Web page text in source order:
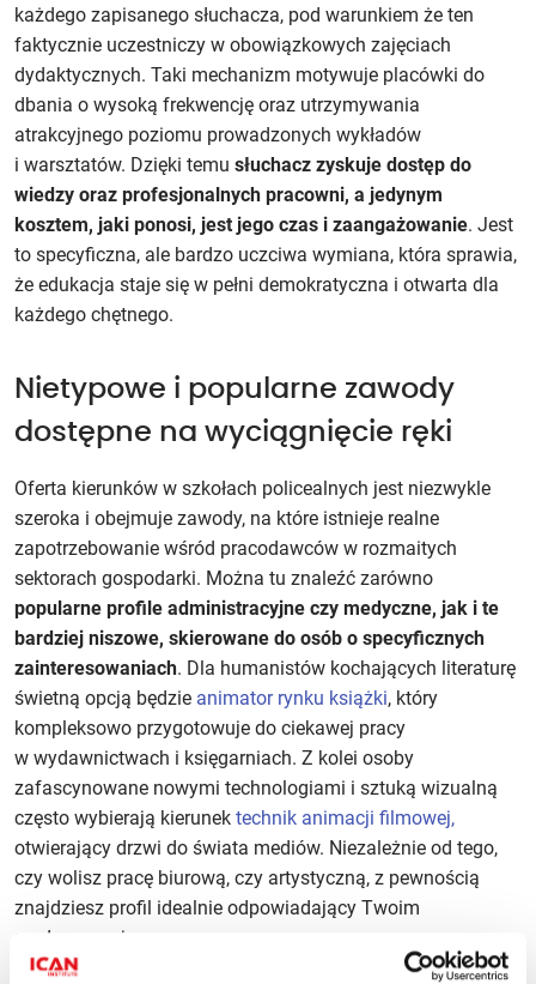
każdego zapisanego słuchacza, pod warunkiem że ten
faktycznie uczestniczy w obowiązkowych zajęciach
dydaktycznych. Taki mechanizm motywuje placówki do
dbania o wysoką frekwencję oraz utrzymywania
atrakcyjnego poziomu prowadzonych wykładów
i warsztatów. Dzięki temu słuchacz zyskuje dostęp do
wiedzy oraz profesjonalnych pracowni, a jedynym
kosztem, jaki ponosi, jest jego czas i zaangażowanie. Jest
to specyficzna, ale bardzo uczciwa wymiana, która sprawia,
że edukacja staje się w pełni demokratyczna i otwarta dla
każdego chętnego.
Nietypowe i popularne zawody
dostępne na wyciągnięcie ręki
Oferta kierunków w szkołach policealnych jest niezwykle
szeroka i obejmuje zawody, na które istnieje realne
zapotrzebowanie wśród pracodawców w rozmaitych
sektorach gospodarki. Można tu znaleźć zarówno
popularne profile administracyjne czy medyczne, jak i te
bardziej niszowe, skierowane do osób o specyficznych
zainteresowaniach. Dla humanistów kochających literaturę
świetną opcją będzie animator rynku książki, który
kompleksowo przygotowuje do ciekawej pracy
w wydawnictwach i księgarniach. Z kolei osoby
zafascynowane nowymi technologiami i sztuką wizualną
często wybierają kierunek technik animacji filmowej,
otwierający drzwi do świata mediów. Niezależnie od tego,
czy wolisz pracę biurową, czy artystyczną, z pewnością
znajdziesz profil idealnie odpowiadający Twoim
predyspozycjom.